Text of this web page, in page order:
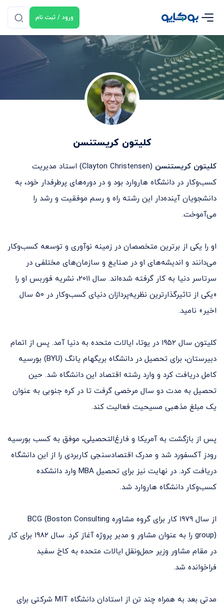
ورود / ثبت نام
کلیتون کریستنسن
کلیتون کریستنسن
(Clayton Christensen) استاد مدیریت
کسب‌وکار در دانشگاه هاروارد بود و در دوره‌های پرطرفدار خود، به
دانشجویان آینده‌دار این رشته راه‌ و رسم موفقیت و رشد را
می‌آموخت.
او را یکی از برترین متخصصان در زمینه نوآوری و توسعه کسب‌وکار
می‌دانند و اندیشه‌های او در صنایع و سازمان‌های مختلفی در
سرتاسر دنیا به کار گرفته‌ شده‌اند. سال ۲۰۱۱، نشریه فوربس او را
«یکی از تاثیرگذارترین نظریه‌پردازان دنیای کسب‌وکار در ۵۰ سال
اخیر» نامید.
کلیتون سال ۱۹۵۲ در یوتا، ایالات متحده به دنیا آمد. پس از اتمام
دبیرستان، برای تحصیل در دانشگاه بریگهام یانگ (BYU) بورسیه
کامل دریافت کرد و وارد رشته اقتصاد این دانشگاه شد. حین
تحصیل به مدت دو سال مرخصی گرفت تا در کره جنوبی به عنوان
یک مبلغ مذهبی مسیحیت فعالیت کند.
پس از بازگشت به آمریکا و فارغ‌التحصیلی، موفق به کسب بورسیه
رودز آکسفورد شد و مدرک اقتصادسنجی کاربردی را از این دانشگاه
دریافت کرد. در نهایت نیز برای تحصیل MBA وارد دانشکده
کسب‌وکار دانشگاه هاروارد شد.
از سال ۱۹۷۹ کار برای گروه مشاوره BCG (Boston Consulting
group) را به عنوان مشاور و مدیر پروژه آغاز کرد. سال ۱۹۸۲ برای کار
در مقام مشاور وزیر حمل‌و‌نقل ایالات متحده به کاخ سفید
فراخوانده شد.
مدتی بعد به همراه چند تن از استادان دانشگاه MIT شرکتی برای